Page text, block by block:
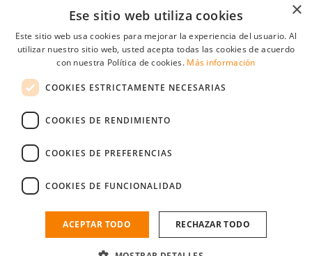
Acceso empresas
Contraseña
Recordarme
Conectarse
Registro gratuito empresas
Encuentre al candidato perfecto a tan sólo un par de clicks
×
Ese sitio web utiliza cookies
Este sitio web usa cookies para mejorar la experiencia del usuario. Al
utilizar nuestro sitio web, usted acepta todas las cookies de acuerdo
con nuestra Política de cookies. Más información
COOKIES ESTRICTAMENTE NECESARIAS
COOKIES DE RENDIMIENTO
COOKIES DE PREFERENCIAS
COOKIES DE FUNCIONALIDAD
ACEPTAR TODO RECHAZAR TODO